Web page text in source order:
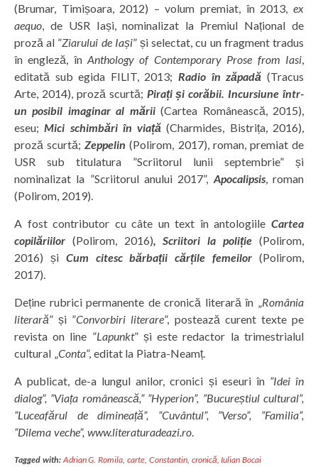
(Brumar, Timișoara, 2012) – volum premiat, în 2013, ex
aequo, de USR Iași, nominalizat la Premiul Național de
proză al ”Ziarului de Iași” și selectat, cu un fragment tradus
în engleză, înAnthology of Contemporary Prose from Iasi,
editată sub egida FILIT, 2013;Radio în zăpadă (Tracus
Arte, 2014), proză scurtă; Pirați și corăbii. Incursiune într-
un posibil imaginar al mării(Cartea Românească, 2015),
eseu;Mici schimbări în viață (Charmides, Bistrița, 2016),
proză scurtă;Zeppelin (Polirom, 2017), roman, premiat de
USR sub titulatura ”Scriitorul lunii septembrie” și
nominalizat la ”Scriitorul anului 2017”, Apocalipsis, roman
(Polirom, 2019).
A fost contributor cu câte un text în antologiile Cartea
copilăriilor (Polirom, 2016), Scriitori la poliție (Polirom,
2016) și Cum citesc bărbații cărțile femeilor (Polirom,
2017).
Deține rubrici permanente de cronică literară în „România
literară” și ”Convorbiri literare”, postează curent texte pe
revista on line ”Lapunkt” și este redactor la trimestrialul
cultural „Conta”, editat la Piatra-Neamț.
A publicat, de-a lungul anilor, cronici și eseuri în ”Idei în
dialog”, ”Viața românească,” ”Hyperion”, ”Bucureștiul cultural”,
”Luceafărul de dimineață”, ”Cuvântul”, ”Verso”, ”Familia”,
”Dilema veche”, www.literaturadeazi.ro.
Tagged with:Adrian G. Romila,carte, Constantin, cronică,Iulian Bocai